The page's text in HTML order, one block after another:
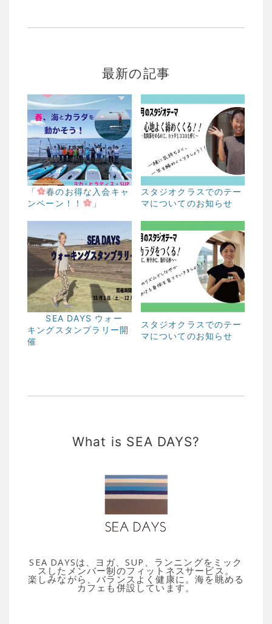
最新の記事
「
春のお得な入会キャ
ンペーン！！
」
スタジオクラスでのテー
マについてのお知らせ
SEA DAYS ウォー
キングスタンプラリー開
催
スタジオクラスでのテー
マについてのお知らせ
What is SEA DAYS?
SEA DAYSは、ヨガ、SUP、ランニングをミック
スしたメンバー制のフィットネスサービス。
楽しみながら、バランスよく健康に。海を眺める
カフェも併設しています。